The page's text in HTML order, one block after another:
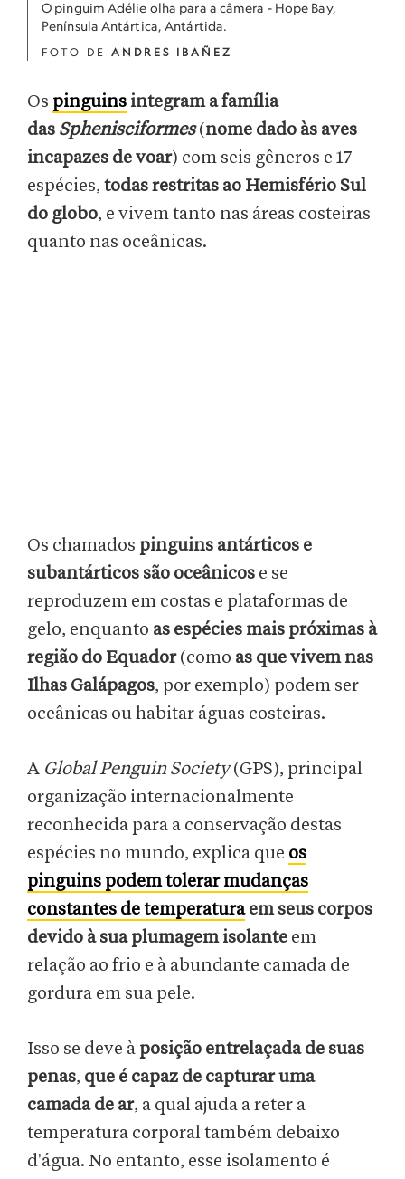
O pinguim Adélie olha para a câmera - Hope Bay,
Península Antártica, Antártida.
FOTO DE ANDRES IBAÑEZ
Os pinguins integram a família
das Sphenisciformes(nome dado às aves
incapazes de voar) com seis gêneros e 17
espécies, todas restritas ao Hemisfério Sul
do globo, e vivem tanto nas áreas costeiras
quanto nas oceânicas.
Os chamados pinguins antárticos e
subantárticos são oceânicos e se
reproduzem em costas e plataformas de
gelo, enquanto as espécies mais próximas à
região do Equador(como as que vivem nas
Ilhas Galápagos, por exemplo) podem ser
oceânicas ou habitar águas costeiras.
A Global Penguin Society(GPS), principal
organização internacionalmente
reconhecida para a conservação destas
espécies no mundo, explica que os
pinguins podem tolerar mudanças
constantes de temperaturaem seus corpos
devido à sua plumagem isolante em
relação ao frio e à abundante camada de
gordura em sua pele.
Isso se deve à posição entrelaçada de suas
penas, que é capaz de capturar uma
camada de ar, a qual ajuda a reter a
temperatura corporal também debaixo
d'água. No entanto, esse isolamento é